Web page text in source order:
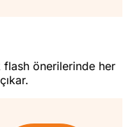
önerilerinde her